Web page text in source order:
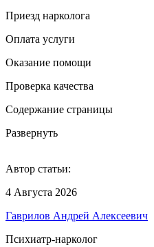
Приезд нарколога
Оплата услуги
Оказание помощи
Проверка качества
Содержание страницы
Развернуть
Автор статьи:
4 Августа 2026
Гаврилов Андрей Алексеевич
Психиатр-нарколог